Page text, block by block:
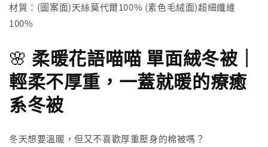
材質：(圖案面)天絲莫代爾100% (素色毛絨面)超細纖維
100%
🌸 柔暖花語喵喵 單面絨冬被｜
輕柔不厚重，一蓋就暖的療癒
系冬被
冬天想要溫暖，但又不喜歡厚重壓身的棉被嗎？